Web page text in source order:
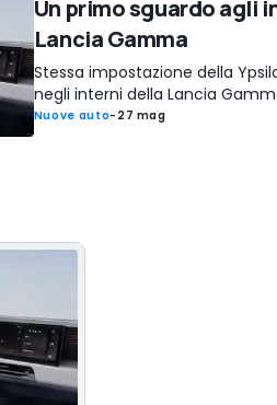
Un primo sguardo agli
Lancia Gamma
Stessa impostazione della
negli interni della Lancia
Nuove auto- 27 mag